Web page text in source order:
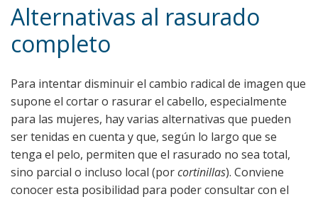
Alternativas al rasurado
completo
Para intentar disminuir el cambio radical de imagen que
supone el cortar o rasurar el cabello, especialmente
para las mujeres, hay varias alternativas que pueden
ser tenidas en cuenta y que, según lo largo que se
tenga el pelo, permiten que el rasurado no sea total,
sino parcial o incluso local (porcortinillas). Conviene
conocer esta posibilidad para poder consultar con el